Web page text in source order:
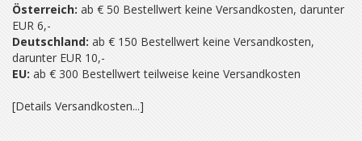
Österreich: ab € 50 Bestellwert keine Versandkosten, darunter
EUR 6,-
Deutschland: ab € 150 Bestellwert keine Versandkosten,
darunter EUR 10,-
EU: ab € 300 Bestellwert teilweise keine Versandkosten
[Details Versandkosten...]